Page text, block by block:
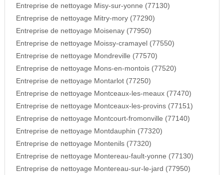
Entreprise de nettoyage Misy-sur-yonne (77130)
Entreprise de nettoyage Mitry-mory (77290)
Entreprise de nettoyage Moisenay (77950)
Entreprise de nettoyage Moissy-cramayel (77550)
Entreprise de nettoyage Mondreville (77570)
Entreprise de nettoyage Mons-en-montois (77520)
Entreprise de nettoyage Montarlot (77250)
Entreprise de nettoyage Montceaux-les-meaux (77470)
Entreprise de nettoyage Montceaux-les-provins (77151)
Entreprise de nettoyage Montcourt-fromonville (77140)
Entreprise de nettoyage Montdauphin (77320)
Entreprise de nettoyage Montenils (77320)
Entreprise de nettoyage Montereau-fault-yonne (77130)
Entreprise de nettoyage Montereau-sur-le-jard (77950)